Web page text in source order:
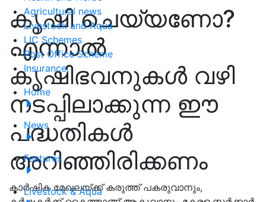
Agricultural news
Livestock and Aqua
LIC Schemes
Post Office Scheme
Insurance
Home
News
Features
Livestock & Aqua
കൃഷി ചെയ്യണോ?
എന്നാൽ
കൃഷിഭവനുകൾ വഴി
നടപ്പിലാക്കുന്ന ഈ
പദ്ധതികൾ
അറിഞ്ഞിരിക്കണം
കാർഷിക മേഖലയ്ക്ക് കരുത്ത് പകരുവാനും,